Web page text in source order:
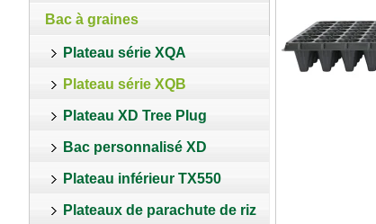
Bac à graines
Plateau série XQA
Plateau série XQB
Plateau XD Tree Plug
Bac personnalisé XD
Plateau inférieur TX550
Plateaux de parachute de riz